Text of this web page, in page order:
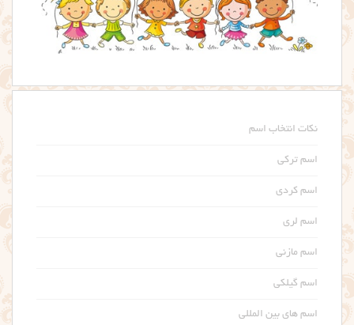
نکات انتخاب اسم
اسم ترکی
اسم کردی
اسم لری
اسم مازنی
اسم گیلکی
اسم های بین المللی